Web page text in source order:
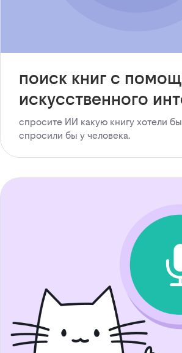
поиск книг с
искусственного
спросите ИИ какую книгу хотели бы
спросили бы у человека.